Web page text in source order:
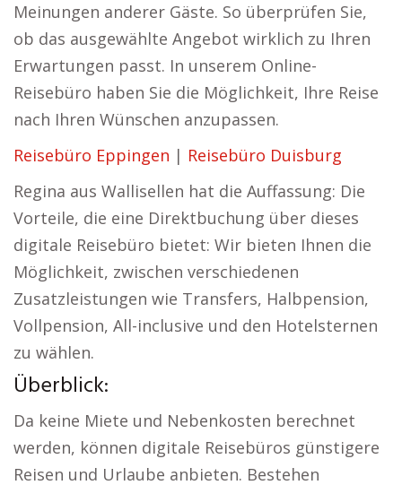
Meinungen anderer Gäste. So überprüfen Sie,
ob das ausgewählte Angebot wirklich zu Ihren
Erwartungen passt. In unserem Online-
Reisebüro haben Sie die Möglichkeit, Ihre Reise
nach Ihren Wünschen anzupassen.
Reisebüro Eppingen | Reisebüro Duisburg
Regina aus Wallisellen hat die Auffassung: Die
Vorteile, die eine Direktbuchung über dieses
digitale Reisebüro bietet: Wir bieten Ihnen die
Möglichkeit, zwischen verschiedenen
Zusatzleistungen wie Transfers, Halbpension,
Vollpension, All-inclusive und den Hotelsternen
zu wählen.
Überblick:
Da keine Miete und Nebenkosten berechnet
werden, können digitale Reisebüros günstigere
Reisen und Urlaube anbieten. Bestehen